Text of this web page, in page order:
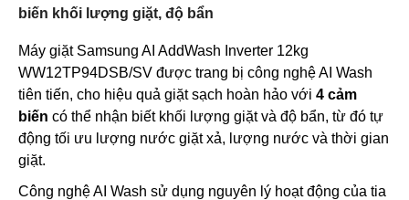
biến khối lượng giặt, độ bẩn
Máy giặt Samsung AI AddWash Inverter 12kg
WW12TP94DSB/SV được trang bị công nghệ AI Wash
tiên tiến, cho hiệu quả giặt sạch hoàn hảo với 4 cảm
biến có thể nhận biết khối lượng giặt và độ bẩn, từ đó tự
động tối ưu lượng nước giặt xả, lượng nước và thời gian
giặt.
Công nghệ AI Wash sử dụng nguyên lý hoạt động của tia